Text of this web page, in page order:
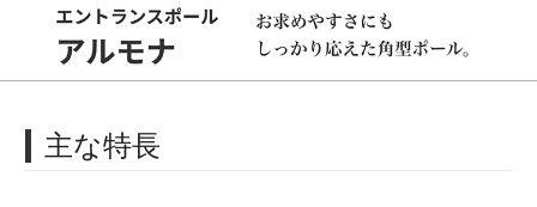
主な特長